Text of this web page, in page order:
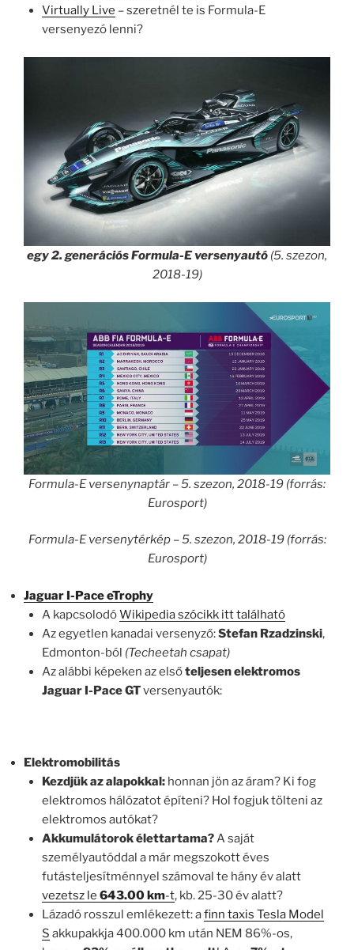
Virtually Live – szeretnél te is Formula-E
versenyezó lenni?
egy 2. generációs Formula-E versenyautó (5. szezon,
2018-19)
Formula-E versenynaptár – 5. szezon, 2018-19 (forrás:
Eurosport)
Formula-E versenytérkép – 5. szezon, 2018-19 (forrás:
Eurosport)
Jaguar I-Pace eTrophy
A kapcsolodóWikipedia szócikk itt található
Az egyetlen kanadai versenyző:Stefan Rzadzinski,
Edmonton-ból (Techeetah csapat)
Az alábbi képeken az elsőteljesen elektromos
Jaguar I-Pace GTversenyautók:
Elektromobilitás
Kezdjük az alapokkal:honnan jön az áram? Ki fog
elektromos hálózatot építeni? Hol fogjuk tölteni az
elektromos autókat?
Akkumulátorok élettartama?A saját
személyautóddal a már megszokott éves
futásteljesítménnyel számoval te hány év alatt
vezetsz le 643.00 km-t, kb. 25-30 év alatt?
Lázadó rosszul emlékezett: afinn taxis Tesla Model
S akkupakkja 400.000 km után NEM 86%-os,